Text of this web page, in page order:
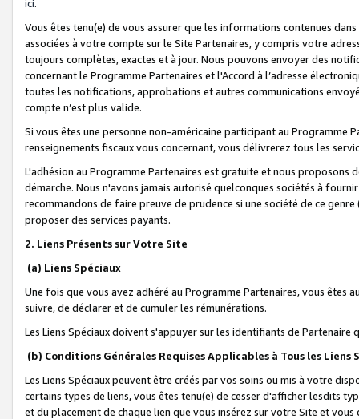
ici.
Vous êtes tenu(e) de vous assurer que les informations contenues
associées à votre compte sur le Site Partenaires, y compris votre
toujours complètes, exactes et à jour. Nous pouvons envoyer des
concernant le Programme Partenaires et l'Accord à l’adresse
toutes les notifications, approbations et autres communications
compte n’est plus valide.
Si vous êtes une personne non-américaine participant au
renseignements fiscaux vous concernant, vous délivrerez tous les
L'adhésion au Programme Partenaires est gratuite et nous proposons
démarche. Nous n'avons jamais autorisé quelconques sociétés à
recommandons de faire preuve de prudence si une société de ce
proposer des services payants.
2. Liens Présents sur Votre Site
(a) Liens Spéciaux
Une fois que vous avez adhéré au Programme Partenaires, vous êtes
suivre, de déclarer et de cumuler les rémunérations.
Les Liens Spéciaux doivent s'appuyer sur les identifiants de Partenaire
(b) Conditions Générales Requises Applicables à Tous les Liens
Les Liens Spéciaux peuvent être créés par vos soins ou mis à votre
certains types de liens, vous êtes tenu(e) de cesser d'afficher lesdits
et du placement de chaque lien que vous insérez sur votre Site et